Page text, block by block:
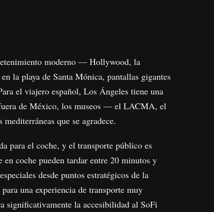
moderno — Hollywood, la
la playa de Santa Mónica, pantallas gigantes
el viajero español, Los Ángeles tiene una
de México, los museos — el LACMA, el
que se agradece.
para el coche, y el transporte público es
coche pueden tardar entre 20 minutos y
desde puntos estratégicos de la
una experiencia de transporte muy
significativamente la accesibilidad al SoFi